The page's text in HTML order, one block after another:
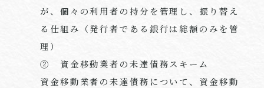
が、個々の利用者の持分を管理し、振り替え
る仕組み（発行者である銀行は総額のみを管
理）
② 資金移動業者の未達債務スキーム
資金移動業者の未達債務について、資金移動